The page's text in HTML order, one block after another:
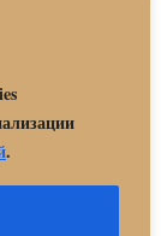
.
в «МБУ
области»